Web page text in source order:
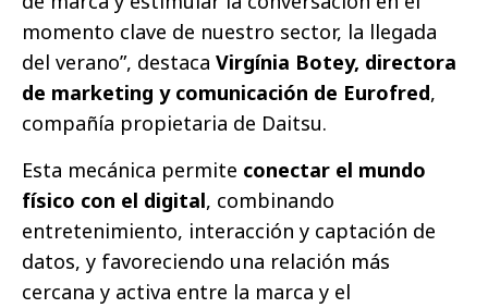
momento clave de nuestro sector, la llegada
del verano”, destaca Virgínia Botey, directora
de marketing y comunicación de Eurofred,
compañía propietaria de Daitsu.
Esta mecánica permite conectar el mundo
físico con el digital, combinando
entretenimiento, interacción y captación de
datos, y favoreciendo una relación más
cercana y activa entre la marca y el